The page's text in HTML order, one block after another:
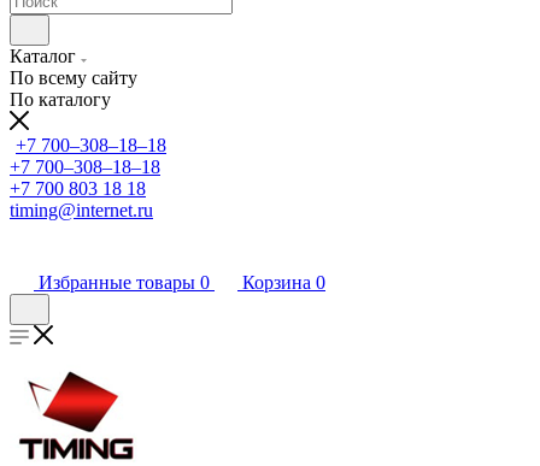
Каталог
По всему сайту
По каталогу
+7 700‒308‒18‒18
+7 700‒308‒18‒18
+7 700 803 18 18
timing@internet.ru
Избранные товары 0 Корзина 0